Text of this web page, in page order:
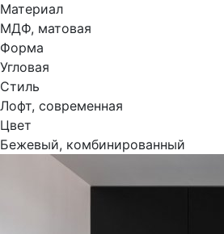
Материал
МДФ, матовая
Форма
Угловая
Стиль
Лофт, современная
Цвет
Бежевый, комбинированный